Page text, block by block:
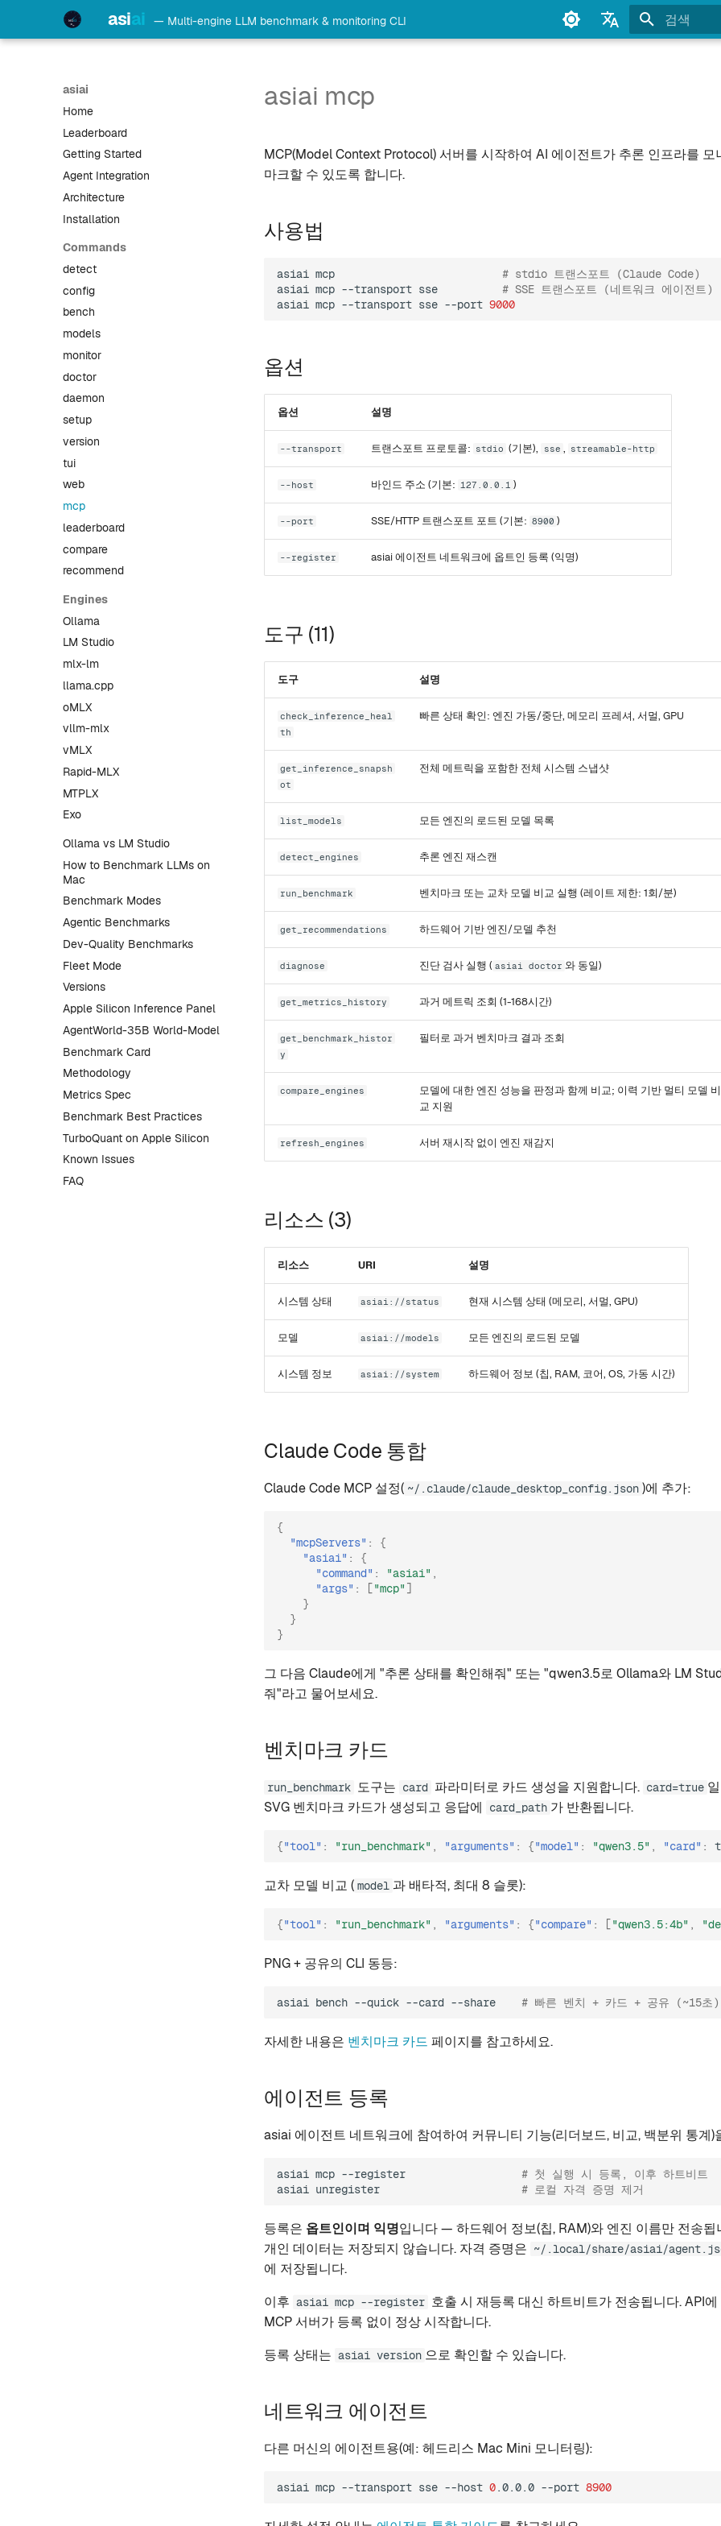
asiai — Multi-engine LLM benchmark & monitoring CLI
한국어
asiai
Home
Leaderboard
Getting Started
Agent Integration
Architecture
Installation
Commands
detect
config
bench
models
monitor
doctor
daemon
setup
version
tui
web
mcp
leaderboard
compare
recommend
Engines
Ollama
LM Studio
mlx-lm
llama.cpp
oMLX
vllm-mlx
vMLX
Rapid-MLX
MTPLX
Exo
Ollama vs LM Studio
How to Benchmark LLMs on
Mac
Benchmark Modes
Agentic Benchmarks
Dev-Quality Benchmarks
Fleet Mode
Versions
Apple Silicon Inference Panel
AgentWorld-35B World-Model
Benchmark Card
Methodology
Metrics Spec
Benchmark Best Practices
TurboQuant on Apple Silicon
Known Issues
FAQ
asiai mcp
MCP(Model Context Protocol) 서버를 시작하여 AI 에이전트가 추론 인프라를 모
마크할 수 있도록 합니다.
사용법
asiai mcp
# stdio 트랜스포트 (Claude Code)
asiai mcp --transport sse
# SSE 트랜스포트 (네트워크 에이전트)
asiai mcp --transport sse --port 9000
옵션
옵션 설명
--transport 트랜스포트 프로토콜: stdio (기본), sse , streamable-http
--host 바인드 주소 (기본: 127.0.0.1 )
--port SSE/HTTP 트랜스포트 포트 (기본: 8900 )
--register asiai 에이전트 네트워크에 옵트인 등록 (익명)
도구 (11)
도구 설명
check_inference_heal
th
빠른 상태 확인: 엔진 가동/중단, 메모리 프레셔, 서멀, GPU
get_inference_snapsh
ot
전체 메트릭을 포함한 전체 시스템 스냅샷
list_models 모든 엔진의 로드된 모델 목록
detect_engines 추론 엔진 재스캔
run_benchmark 벤치마크 또는 교차 모델 비교 실행 (레이트 제한: 1회/분)
get_recommendations 하드웨어 기반 엔진/모델 추천
diagnose 진단 검사 실행 ( asiai doctor 와 동일)
get_metrics_history 과거 메트릭 조회 (1-168시간)
get_benchmark_histor
y
필터로 과거 벤치마크 결과 조회
compare_engines
모델에 대한 엔진 성능을 판정과 함께 비교; 이력 기반 멀티 모델 비
교 지원
refresh_engines 서버 재시작 없이 엔진 재감지
리소스 (3)
리소스 URI 설명
시스템 상태 asiai://status 현재 시스템 상태 (메모리, 서멀, GPU)
모델 asiai://models 모든 엔진의 로드된 모델
시스템 정보 asiai://system 하드웨어 정보 (칩, RAM, 코어, OS, 가동 시간)
Claude Code 통합
Claude Code MCP 설정( ~/.claude/claude_desktop_config.json )에 추가:
{
"mcpServers" :
{
"asiai" :
{
"command" : "asiai" ,
"args" : ["mcp" ]
}
}
}
그 다음 Claude에게 "추론 상태를 확인해줘" 또는 "qwen3.5로 Ollama와 LM
줘"라고 물어보세요.
벤치마크 카드
run_benchmark 도구는 card 파라미터로 카드 생성을 지원합니다. card=true
SVG 벤치마크 카드가 생성되고 응답에
card_path 가 반환됩니다.
{"tool" : "run_benchmark" , "arguments" : {"model" : "qwen3.5" , "card" :
교차 모델 비교 ( model 과 배타적, 최대 8 슬롯):
{"tool" : "run_benchmark" , "arguments" : {"compare" : ["qwen3.5:4b" ,
PNG + 공유의 CLI 동등:
asiai bench --quick --card --share # 빠른 벤치 + 카드 + 공유 (~15초)
자세한 내용은 벤치마크 카드 페이지를 참고하세요.
에이전트 등록
asiai 에이전트 네트워크에 참여하여 커뮤니티 기능(리더보드, 비교, 백분위 통계)
asiai mcp --register
# 첫 실행 시 등록, 이후 하트비트
asiai unregister # 로컬 자격 증명 제거
등록은 옵트인이며 익명입니다 — 하드웨어 정보(칩, RAM)와 엔진 이름만 전송됩
개인 데이터는 저장되지 않습니다. 자격 증명은 ~/.local/share/asiai/
에 저장됩니다.
이후 asiai mcp --register 호출 시 재등록 대신 하트비트가 전송됩니다. API
MCP 서버가 등록 없이 정상 시작합니다.
등록 상태는 asiai version 으로 확인할 수 있습니다.
네트워크 에이전트
다른 머신의 에이전트용(예: 헤드리스 Mac Mini 모니터링):
asiai mcp --transport sse --host 0.0.0.0 --port 8900